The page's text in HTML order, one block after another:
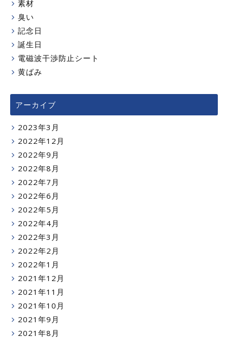
素材
臭い
記念日
誕生日
電磁波干渉防止シート
黄ばみ
アーカイブ
2023年3月
2022年12月
2022年9月
2022年8月
2022年7月
2022年6月
2022年5月
2022年4月
2022年3月
2022年2月
2022年1月
2021年12月
2021年11月
2021年10月
2021年9月
2021年8月